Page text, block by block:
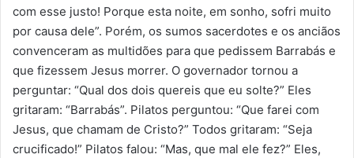
com esse justo! Porque esta noite, em sonho, sofri muito
por causa dele”. Porém, os sumos sacerdotes e os anciãos
convenceram as multidões para que pedissem Barrabás e
que fizessem Jesus morrer. O governador tornou a
perguntar: “Qual dos dois quereis que eu solte?” Eles
gritaram: “Barrabás”. Pilatos perguntou: “Que farei com
Jesus, que chamam de Cristo?” Todos gritaram: “Seja
crucificado!” Pilatos falou: “Mas, que mal ele fez?” Eles,